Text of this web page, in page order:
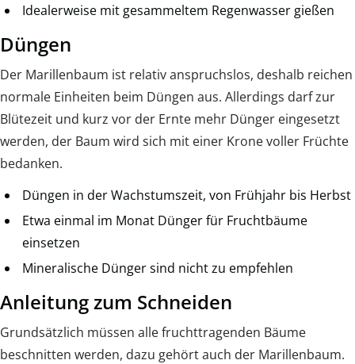
Idealerweise mit gesammeltem Regenwasser gießen
Düngen
Der Marillenbaum ist relativ anspruchslos, deshalb reichen
normale Einheiten beim Düngen aus. Allerdings darf zur
Blütezeit und kurz vor der Ernte mehr Dünger eingesetzt
werden, der Baum wird sich mit einer Krone voller Früchte
bedanken.
Düngen in der Wachstumszeit, von Frühjahr bis Herbst
Etwa einmal im Monat Dünger für Fruchtbäume
einsetzen
Mineralische Dünger sind nicht zu empfehlen
Anleitung zum Schneiden
Grundsätzlich müssen alle fruchttragenden Bäume
beschnitten werden, dazu gehört auch der Marillenbaum.